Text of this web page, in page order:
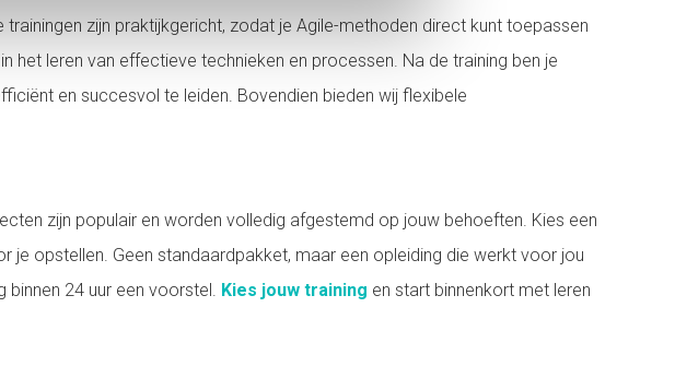
zijn praktijkgericht, zodat je Agile-methoden direct kunt toepassen
het leren van effectieve technieken en processen. Na de training ben je
en succesvol te leiden. Bovendien bieden wij flexibele
zijn populair en worden volledig afgestemd op jouw behoeften. Kies een
opstellen. Geen standaardpakket, maar een opleiding die werkt voor jou
binnen 24 uur een voorstel. Kies jouw training en start binnenkort met leren